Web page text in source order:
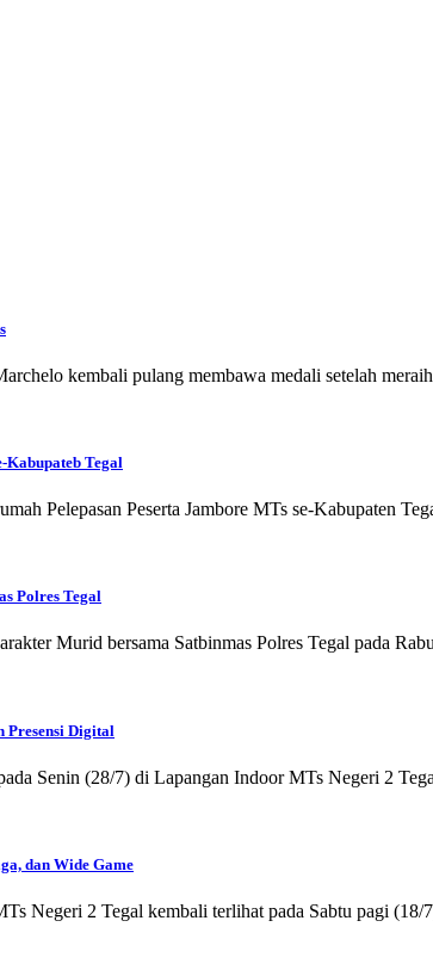
kembali pulang membawa medali setelah
Kabupateb Tegal
Pelepasan Peserta Jambore MTs se-Kabupaten
Polres Tegal
Murid bersama Satbinmas Polres Tegal pada
Presensi Digital
Senin (28/7) di Lapangan Indoor MTs Negeri 2
dan Wide Game
Negeri 2 Tegal kembali terlihat pada Sabtu pagi